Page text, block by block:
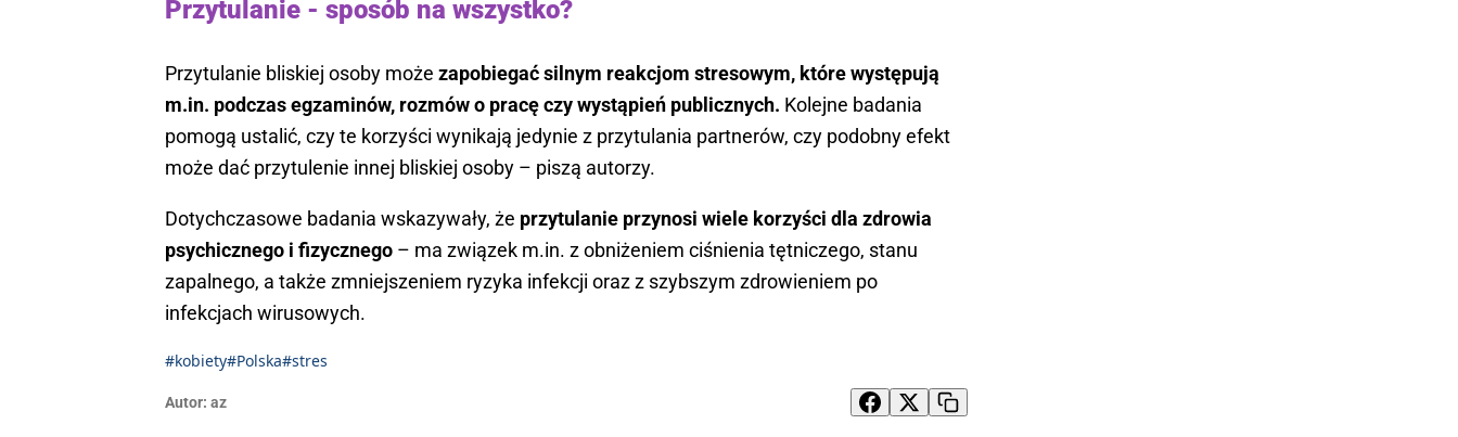
Przytulanie - sposób na wszystko?
Przytulanie bliskiej osoby może zapobiegać silnym reakcjom stresowym, które występują
m.in. podczas egzaminów, rozmów o pracę czy wystąpień publicznych. Kolejne badania
pomogą ustalić, czy te korzyści wynikają jedynie z przytulania partnerów, czy podobny efekt
może dać przytulenie innej bliskiej osoby – piszą autorzy.
Dotychczasowe badania wskazywały, że przytulanie przynosi wiele korzyści dla zdrowia
psychicznego i fizycznego – ma związek m.in. z obniżeniem ciśnienia tętniczego, stanu
zapalnego, a także zmniejszeniem ryzyka infekcji oraz z szybszym zdrowieniem po
infekcjach wirusowych.
#kobiety#Polska#stres
Autor: az